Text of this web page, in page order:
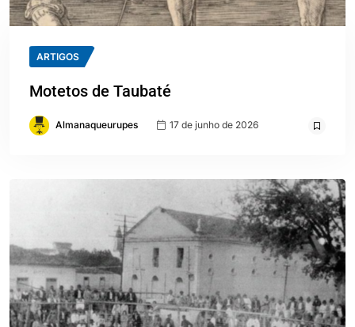
ARTIGOS
Motetos de Taubaté
Almanaqueurupes 17 de junho de 2026